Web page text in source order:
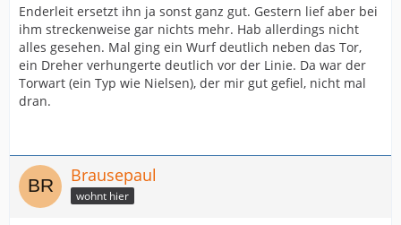
Enderleit ersetzt ihn ja sonst ganz gut. Gestern lief aber bei
ihm streckenweise gar nichts mehr. Hab allerdings nicht
alles gesehen. Mal ging ein Wurf deutlich neben das Tor,
ein Dreher verhungerte deutlich vor der Linie. Da war der
Torwart (ein Typ wie Nielsen), der mir gut gefiel, nicht mal
dran.
Brausepaul
wohnt hier